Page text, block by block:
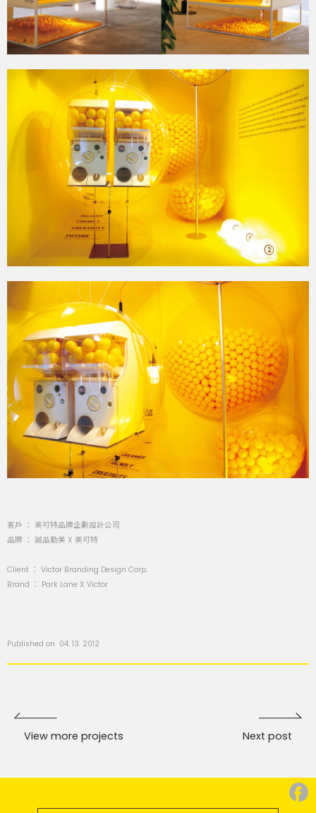
客戶 ： 美可特品牌企劃設計公司
品牌 ： 誠品勤美 X 美可特
Client ： Victor Branding Design Corp.
Brand ： Park Lane X Victor
Published on 04. 13. 2012
View more projects Next post